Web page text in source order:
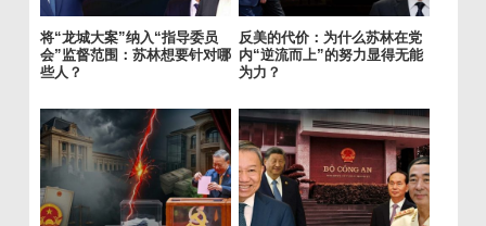
将“龙城大案”纳入“指导委员
会”监督范围：苏林想要针对哪
些人？
反美的代价：为什么苏林在党
内“逆流而上”的努力显得无能
为力？